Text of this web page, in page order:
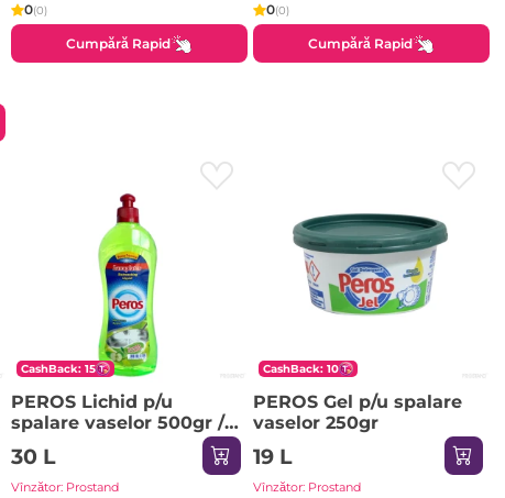
0(0)
Cumpără Rapid
0(0)
Cumpără Rapid
CashBack: 15
PEROS Lichid p/u
spalare vaselor 500gr /
486ml Apple / verde
30 L
Vînzător: Prostand
CashBack: 10
PEROS Gel p/u spalare
vaselor 250gr
19 L
Vînzător: Prostand